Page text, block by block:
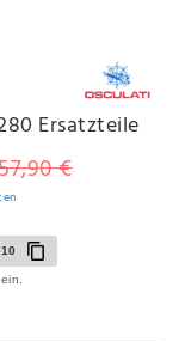
Ersatzteile
€